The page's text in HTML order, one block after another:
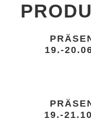
19.-
19.-